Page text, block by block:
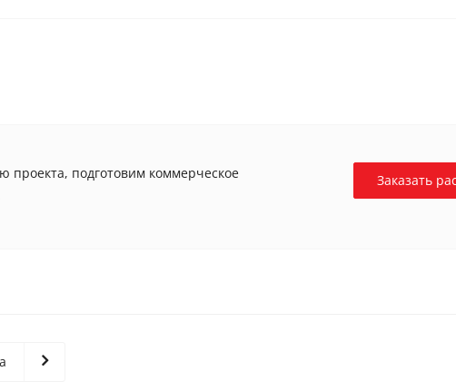
проекта, подготовим коммерческое
Заказать